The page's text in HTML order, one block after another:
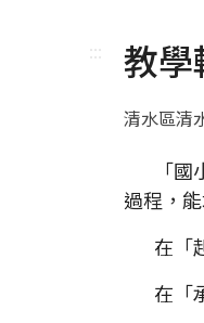
::: 教學
清水區清
「國小
過程，
在「起
在「承